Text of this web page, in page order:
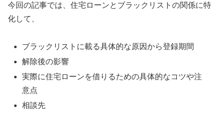
今回の記事では、住宅ローンとブラックリストの関係に特
化して、
ブラックリストに載る具体的な原因から登録期間
解除後の影響
実際に住宅ローンを借りるための具体的なコツや注
意点
相談先